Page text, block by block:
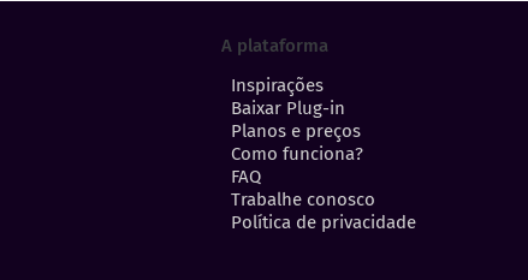
A plataforma
Inspirações
Baixar Plug-in
Planos e preços
Como funciona?
FAQ
Trabalhe conosco
Política de privacidade